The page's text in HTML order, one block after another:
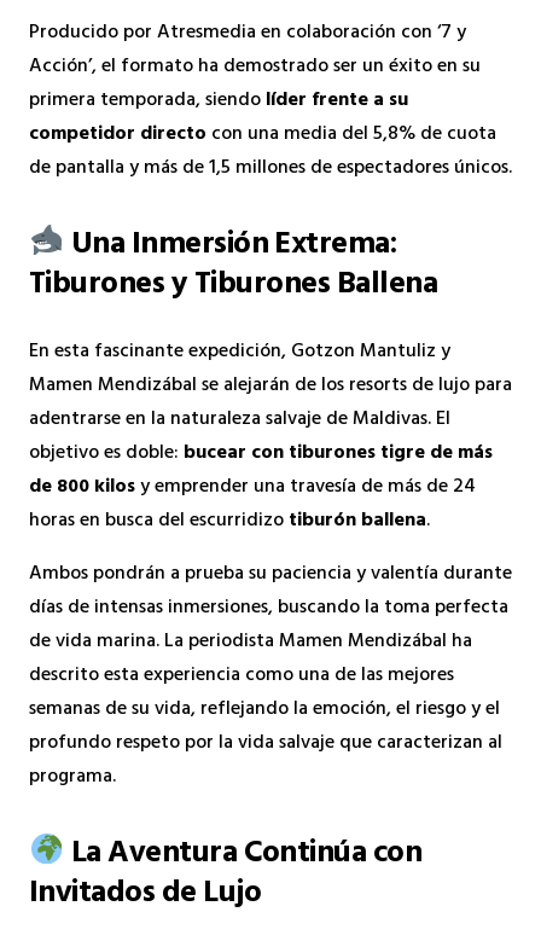
Producido por Atresmedia en colaboración con ‘7 y
Acción’, el formato ha demostrado ser un éxito en su
primera temporada, siendolíder frente a su
competidor directo con una media del 5,8% de cuota
de pantalla y más de 1,5 millones de espectadores únicos.
Una Inmersión Extrema:
Tiburones y Tiburones Ballena
En esta fascinante expedición, Gotzon Mantuliz y
Mamen Mendizábal se alejarán de los resorts de lujo para
adentrarse en la naturaleza salvaje de Maldivas. El
objetivo es doble: bucear con tiburones tigre de más
de 800 kilosy emprender una travesía de más de 24
horas en busca del escurridizotiburón ballena.
Ambos pondrán a prueba su paciencia y valentía durante
días de intensas inmersiones, buscando la toma perfecta
de vida marina. La periodista Mamen Mendizábal ha
descrito esta experiencia como una de las mejores
semanas de su vida, reflejando la emoción, el riesgo y el
profundo respeto por la vida salvaje que caracterizan al
programa.
La Aventura Continúa con
Invitados de Lujo